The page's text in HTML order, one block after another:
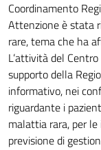
Coordinamento
Attenzione è stata
rare, tema che ha
L’attività del
supporto della
informativo, nei
riguardante i
malattia rara, per
previsione di